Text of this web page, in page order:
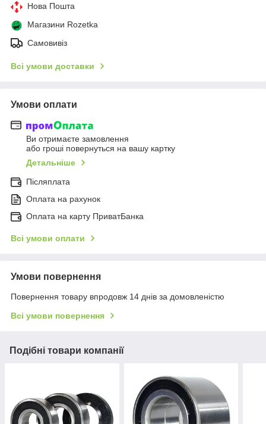
Нова Пошта
Магазини Rozetka
Самовивіз
Всі умови доставки
Умови оплати
Ви отримаєте замовлення
або гроші повернуться на вашу картку
Детальніше
Післяплата
Оплата на рахунок
Оплата на карту ПриватБанка
Всі умови оплати
Умови повернення
Повернення товару впродовж 14 днів за домовленістю
Всі умови повернення
Подібні товари компанії